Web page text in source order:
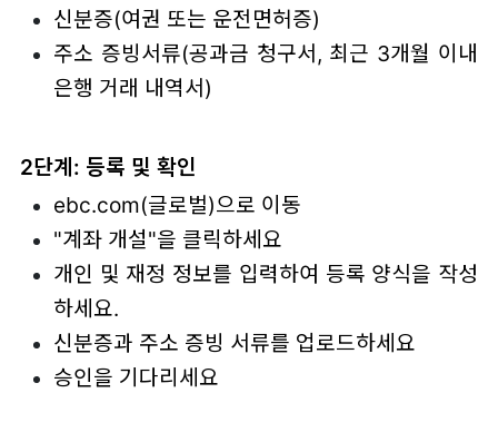
신분증(여권 또는 운전면허증)
주소 증빙서류(공과금 청구서, 최근 3개월 이내
은행 거래 내역서)
2단계: 등록 및 확인
ebc.com(글로벌)으로 이동
"계좌 개설"을 클릭하세요
개인 및 재정 정보를 입력하여 등록 양식을 작성
하세요.
신분증과 주소 증빙 서류를 업로드하세요
승인을 기다리세요